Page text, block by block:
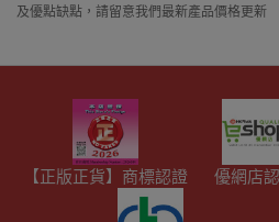
及優點缺點，請留意我們最新產品價格更新
【正版正貨】商標認證 優網店